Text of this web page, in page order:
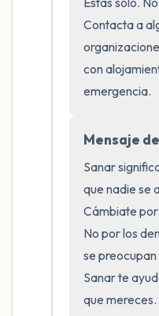
Contacta a
con
emergencia.
Mensaje
Sanar
que nadie se
Cámbiate
No por los
se
Sanar te
que mereces.
dentro de la
4 – cosas que
frente a ti que
3 – cosas que
2 – cosas que
1 – cosa que te
Respira hondo